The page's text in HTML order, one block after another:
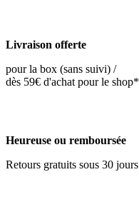
Livraison offerte
pour la box (sans suivi) /
dès 59€ d'achat pour le shop*
Heureuse ou remboursée
Retours gratuits sous 30 jours